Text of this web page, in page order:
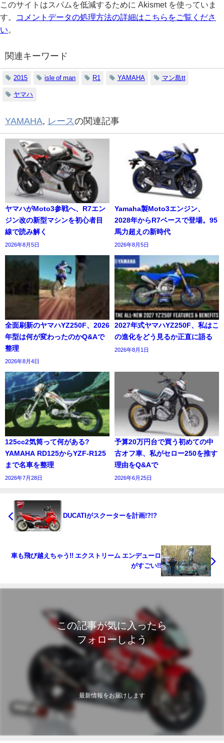
このサイトはスパムを低減するために Akismet を使っていま
す。
コメントデータの処理方法の詳細はこちらをご覧くださ
い
関連キーワード
2015 isle of man R1 YAMAHA マン島tt
ヤマハ
YAMAHA レース の関連記事
ヤマハがMoto3参戦へ、R7エン
ジン改の新型マシンを初心者目
線で読み解く
2026年8月5日
Yamaha製Moto3エンジン、
2028年からR7ベースで登場。95
馬力超えの新時代
2026年8月5日
全面刷新のヤマハYZ250F、2026
年型は何が変わったのかQ&Aで
整理
2026年8月4日
2027年式ヤマハYZ250F、私はこ
の進化をどう見るか正直に語る
2026年8月1日
125cc2気筒って何がある?
YAMAHA RD125からYZF-R125
まで名車を整理
2026年7月28日
予算20万円台で買う初めての中
古オフ車、私がセロー250を推す
理由をQ&Aで
2026年6月25日
DUCATIがスクーターを計画!?!?
車も飛び越えちゃう!! エクストリーム エンデューロ
がすごい!!
この記事が気に入ったら
フォローしよう
最新情報をお届けします